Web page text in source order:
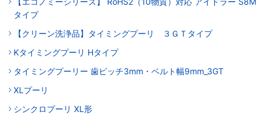
タイプ
【クリーン洗浄品】タイミングプーリ ３ＧＴタイプ
Kタイミングプーリ Hタイプ
タイミングプーリー 歯ピッチ3mm・ベルト幅9mm_3GT
XLプーリ
シンクロプーリ XL形